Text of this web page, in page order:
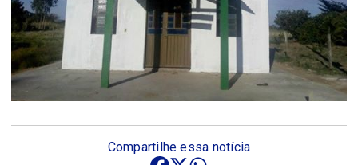
Compartilhe essa notícia